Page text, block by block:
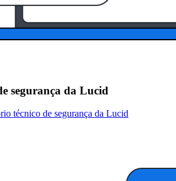
segurança da Lucid
técnico de segurança da Lucid